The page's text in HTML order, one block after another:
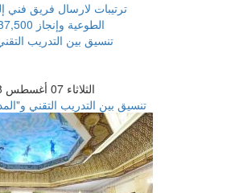
ترتيبات لارسال فريق فني
الطوعية وإنجاز 37,500 وثيقة سفر اضطرارية
الثلاثاء 07 أغسطس 2018 12:47 مساءً
تنسيق بين التدريب التقني